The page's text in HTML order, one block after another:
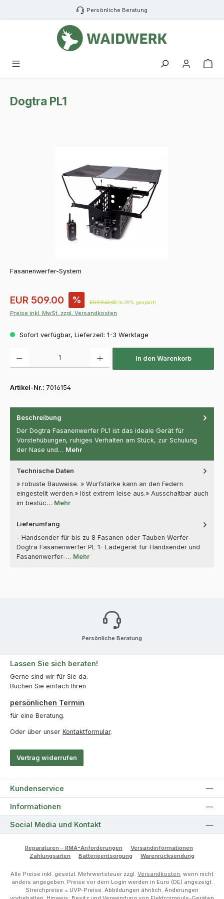
Zum Hauptinhalt springen Persönliche Beratung
Dogtra PL1
Fasanenwerfer-System
Verkaufspreis:
EUR 509.00 % Regulärer Preis:
EUR 542.00 (6.09% gespart)
Preise inkl. MwSt. zzgl. Versandkosten
Sofort verfügbar, Lieferzeit: 1-3 Werktage
In den Warenkorb
Artikel-Nr.: 7016154
Beschreibung
Der Dogtra Fasanenwerfer PL1 ist das ideale Gerät für
Vorstehübungen, ruhiges Verhalten am Stück, zur Schulung
der Nase und… Mehr
Technische Daten
» robuste Bauweise. » Wurfstärke kann an den Federn
eingestellt werden.» löst extrem leise aus.» Ausschaltbar auch
im bestüc… Mehr
Lieferumfang
- Handsender für bis zu 8 Fasanen oder Tauben Werfer-
Dogtra Fasanenwerfer PL 1- Ladegerät für Handsender und
Fasanenwerfer-… Mehr
Persönliche Beratung
Lassen Sie sich beraten!
Gerne sind wir für Sie da.
Buchen Sie einfach Ihren
persönlichen Termin
für eine Beratung.
Oder über unser Kontaktformular.
Vertrag widerrufen
Kundenservice
Informationen
Social Media und Kontakt
Reparaturen – RMA-Anforderungen
Versandinformationen
Zahlungsarten
Batterieentsorgung Warenrücksendung
Alle Preise inkl. gesetzl. Mehrwertsteuer zzgl. Versandkosten, wenn nicht
anders angegeben. Preise vor dem Login werden in Euro (DE) angezeigt.
Streichpreise = UVP-Preise. Abbildungen ähnlich. Änderungen